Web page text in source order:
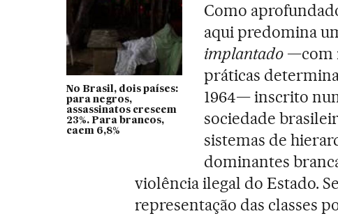
No Brasil, dois países:
para negros,
assassinatos crescem
23%. Para brancos,
caem 6,8%
Como
aqui predomina
implantado—com
práticas
1964— inscrito
sociedade
sistemas de
dominantes
violência ilegal do Estado.
representação das classes